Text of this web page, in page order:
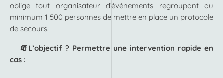
oblige tout organisateur d’événements regroupant au
minimum 1 500 personnes de mettre en place un protocole
de secours.
🧯L’objectif ? Permettre une intervention rapide en
cas :